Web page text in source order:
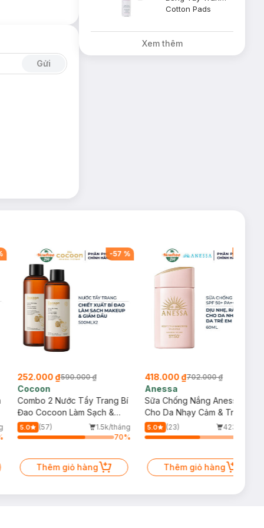
Gửi
Cotton Pads
Xem thêm
-57 %
252.000 ₫590.000 ₫
Cocoon
Combo 2 Nước Tẩy Trang Bí
Đao Cocoon Làm Sạch &
Giảm Dầu 500ml
5.0 (57)
1.5k/tháng
70%
Thêm giỏ hàng
418.000 ₫702.000 ₫
Anessa
Sữa Chống Nắng Anessa
Cho Da Nhạy Cảm & Trẻ Em
60ml (Mới)
5.0 (23)
423/tháng
Thêm giỏ hàng